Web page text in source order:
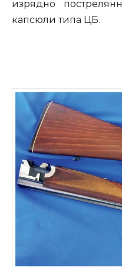
изрядно
капсюли типа ЦБ.